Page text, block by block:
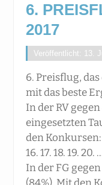
6.
2017
Veröffentlicht: 13.
6. Preisflug,
mit das beste
In der RV
eingesetzten
den Konkursen:
16. 17. 18. 19. 20.
In der FG